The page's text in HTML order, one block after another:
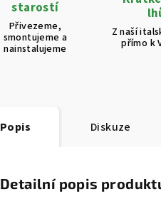
starostí
Přivezeme,
smontujeme a
nainstalujeme
Z naší
přímo k
Popis Diskuze
Detailní popis